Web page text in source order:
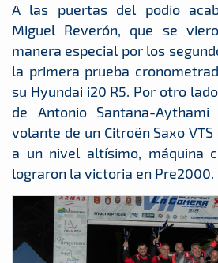
A las puertas del podio
Miguel Reverón, que se
manera especial por los
la primera prueba
su Hyundai i20 R5. Por otro
de Antonio Santana-
volante de un Citroën Saxo
a un nivel altísimo, máquina
lograron la victoria en Pre2000.